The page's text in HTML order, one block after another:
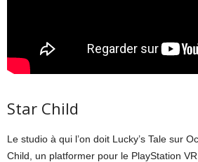
Star Child
Le studio à qui l’on doit Lucky’s Tale sur
Child, un platformer pour le PlayStation VR.